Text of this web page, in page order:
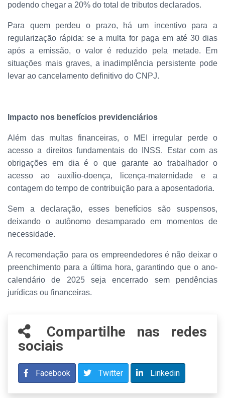
podendo chegar a 20% do total de tributos declarados.
Para quem perdeu o prazo, há um incentivo para a
regularização rápida: se a multa for paga em até 30 dias
após a emissão, o valor é reduzido pela metade. Em
situações mais graves, a inadimplência persistente pode
levar ao cancelamento definitivo do CNPJ.
Impacto nos benefícios previdenciários
Além das multas financeiras, o MEI irregular perde o
acesso a direitos fundamentais do INSS. Estar com as
obrigações em dia é o que garante ao trabalhador o
acesso ao auxílio-doença, licença-maternidade e a
contagem do tempo de contribuição para a aposentadoria.
Sem a declaração, esses benefícios são suspensos,
deixando o autônomo desamparado em momentos de
necessidade.
A recomendação para os empreendedores é não deixar o
preenchimento para a última hora, garantindo que o ano-
calendário de 2025 seja encerrado sem pendências
jurídicas ou financeiras.
Compartilhe nas redes
sociais
Facebook Twitter Linkedin